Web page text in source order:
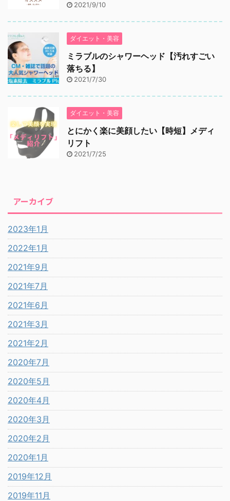
2021/9/10
ダイエット・美容
ミラブルのシャワーヘッド【汚れすごい
落ちる】
2021/7/30
ダイエット・美容
とにかく楽に美顔したい【時短】メディ
リフト
2021/7/25
アーカイブ
2023年1月
2022年1月
2021年9月
2021年7月
2021年6月
2021年3月
2021年2月
2020年7月
2020年5月
2020年4月
2020年3月
2020年2月
2020年1月
2019年12月
2019年11月